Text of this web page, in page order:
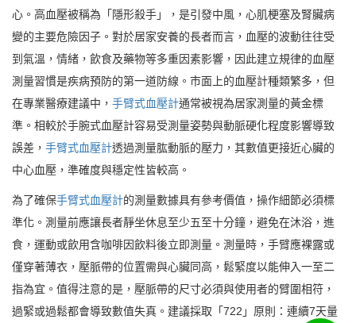
心。高血壓被稱為「隱形殺手」，是引發中風，心肌梗塞及腎臟病
變的主要危險因子。對於居家安養的長者而言，血壓的波動往往受
到氣溫，情緒，飲食及藥物等多重因素影響，因此建立規律的血壓
測量習慣是疾病預防的第一道防線。市面上的血壓計種類繁多，但
在專業醫療建議中， 手臂式血壓計通常被視為居家測量的黃金標
準。相較於手腕式血壓計容易受測量姿勢與動脈硬化程度影響導致
誤差， 手臂式血壓計透過測量肱動脈的壓力，其數值更接近心臟的
中心血壓，準確度與穩定性皆較高。
為了確保手臂式血壓計的測量數據具有參考價值，操作細節必須標
準化。測量前應讓長者靜坐休息至少五至十分鐘，避免在沐浴，進
食，運動或飲用含咖啡因飲料後立即測量。測量時，手臂應裸露或
僅穿著薄衣，壓脈帶的位置需與心臟同高，鬆緊度以能伸入一至二
指為宜。值得注意的是，壓脈帶的尺寸必須與使用者的臂圍相符，
過緊或過鬆都會導致數值失真。建議採取「722」原則：連續7天量